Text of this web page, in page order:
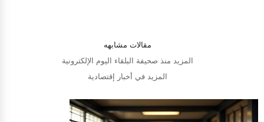
مقالات مشابهه
المزيد منذ صحيفة البلقاء اليوم الإلكترونية
المزيد في أخبار إقتصادية